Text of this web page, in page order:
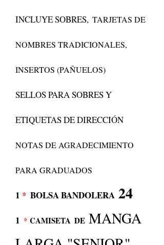
INCLUYE SOBRES, TARJETAS DE
NOMBRES TRADICIONALES,
INSERTOS (PAÑUELOS)
SELLOS PARA SOBRES Y
ETIQUETAS DE DIRECCIÓN
NOTAS DE AGRADECIMIENTO
PARA GRADUADOS
1 * BOLSA BANDOLERA 24
1 * CAMISETA DE MANGA